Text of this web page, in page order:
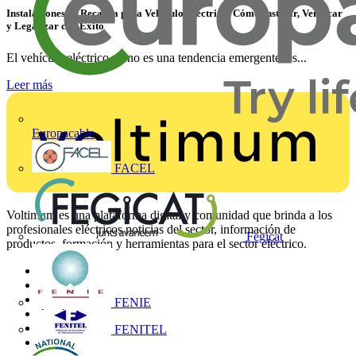
Europacable
FACEL
Fegicat
FENIE
FENITEL
Instalaciones de Recarga para Vehículo Eléctrico: Cómo Instalar, Verificar
y Legalizar con Éxito
El vehículo eléctrico ya no es una tendencia emergente: es...
Leer más
Voltimum es una plataforma digital y comunidad que brinda a los
profesionales eléctricos noticias del sector, información de
productos, formación y herramientas para el sector eléctrico.
Mapa del sitio
Inicio
Noticias
Academy
Productos
Socios